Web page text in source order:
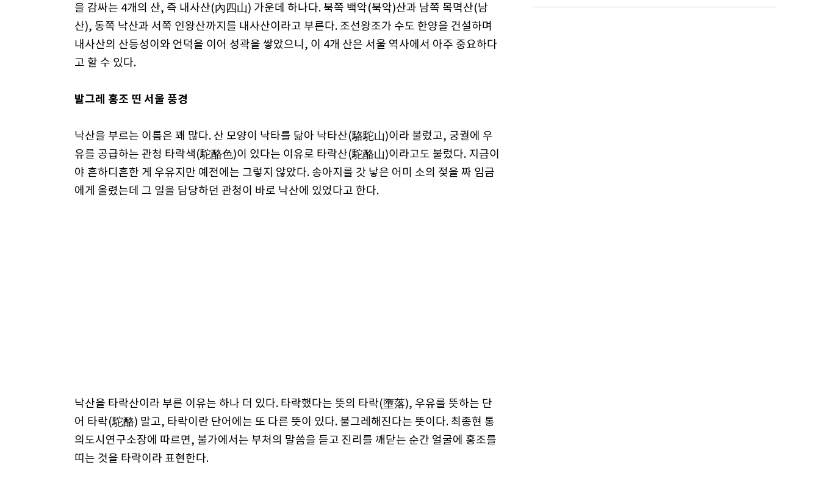
을 감싸는 4개의 산, 즉 내사산(內四山) 가운데 하나다. 북쪽 백악(북악)산과 남쪽 목멱산(남
산), 동쪽 낙산과 서쪽 인왕산까지를 내사산이라고 부른다. 조선왕조가 수도 한양을 건설하며
내사산의 산등성이와 언덕을 이어 성곽을 쌓았으니, 이 4개 산은 서울 역사에서 아주 중요하다
고 할 수 있다.
발그레 홍조 띤 서울 풍경
낙산을 부르는 이름은 꽤 많다. 산 모양이 낙타를 닮아 낙타산(駱駝山)이라 불렀고, 궁궐에 우
유를 공급하는 관청 타락색(駝酪色)이 있다는 이유로 타락산(駝酪山)이라고도 불렀다. 지금이
야 흔하디흔한 게 우유지만 예전에는 그렇지 않았다. 송아지를 갓 낳은 어미 소의 젖을 짜 임금
에게 올렸는데 그 일을 담당하던 관청이 바로 낙산에 있었다고 한다.
낙산을 타락산이라 부른 이유는 하나 더 있다. 타락했다는 뜻의 타락(墮落), 우유를 뜻하는 단
어 타락(駝酪) 말고, 타락이란 단어에는 또 다른 뜻이 있다. 불그레해진다는 뜻이다. 최종현 통
의도시연구소장에 따르면, 불가에서는 부처의 말씀을 듣고 진리를 깨닫는 순간 얼굴에 홍조를
띠는 것을 타락이라 표현한다.